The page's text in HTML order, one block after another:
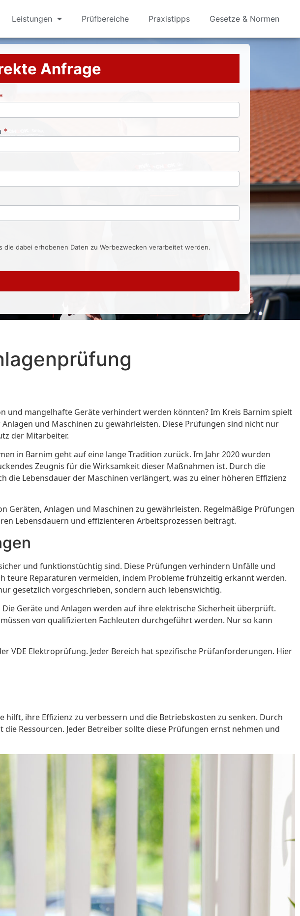
Leistungen Prüfbereiche Praxistipps Gesetze & Normen
Anfrage
*
*
dabei erhobenen Daten zu Werbezwecken verarbeitet werden.
und mangelhafte Geräte verhindert werden könnten? Im Kreis Barnim spielt
und Maschinen zu gewährleisten. Diese Prüfungen sind nicht nur
der Mitarbeiter.
in Barnim geht auf eine lange Tradition zurück. Im Jahr 2020 wurden
Zeugnis für die Wirksamkeit dieser Maßnahmen ist. Durch die
Lebensdauer der Maschinen verlängert, was zu einer höheren Effizienz
Anlagen und Maschinen zu gewährleisten. Regelmäßige Prüfungen
Lebensdauern und effizienteren Arbeitsprozessen beiträgt.
und funktionstüchtig sind. Diese Prüfungen verhindern Unfälle und
teure Reparaturen vermeiden, indem Probleme frühzeitig erkannt werden.
gesetzlich vorgeschrieben, sondern auch lebenswichtig.
Geräte und Anlagen werden auf ihre elektrische Sicherheit überprüft.
von qualifizierten Fachleuten durchgeführt werden. Nur so kann
VDE Elektroprüfung. Jeder Bereich hat spezifische Prüfanforderungen. Hier
ihre Effizienz zu verbessern und die Betriebskosten zu senken. Durch
Ressourcen. Jeder Betreiber sollte diese Prüfungen ernst nehmen und